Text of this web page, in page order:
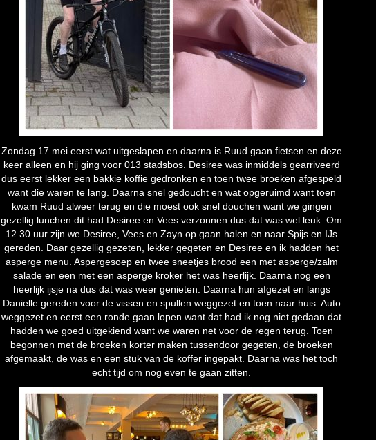
Zondag 17 mei eerst wat uitgeslapen en daarna is Ruud gaan fietsen en deze
keer alleen en hij ging voor 013 stadsbos. Desiree was inmiddels gearriveerd
dus eerst lekker een bakkie koffie gedronken en toen twee broeken afgespeld
want die waren te lang. Daarna snel gedoucht en wat opgeruimd want toen
kwam Ruud alweer terug en die moest ook snel douchen want we gingen
gezellig lunchen dit had Desiree en Vees verzonnen dus dat was wel leuk. Om
12.30 uur zijn we Desiree, Vees en Zayn op gaan halen en naar Spijs en IJs
gereden. Daar gezellig gezeten, lekker gegeten en Desiree en ik hadden het
asperge menu. Aspergesoep en twee sneetjes brood een met asperge/zalm
salade en een met een asperge kroker het was heerlijk. Daarna nog een
heerlijk ijsje na dus dat was weer genieten. Daarna hun afgezet en langs
Danielle gereden voor de vissen en spullen weggezet en toen naar huis. Auto
weggezet en eerst een ronde gaan lopen want dat had ik nog niet gedaan dat
hadden we goed uitgekiend want we waren net voor de regen terug. Toen
begonnen met de broeken korter maken tussendoor gegeten, de broeken
afgemaakt, de was en een stuk van de koffer ingepakt. Daarna was het toch
echt tijd om nog even te gaan zitten.